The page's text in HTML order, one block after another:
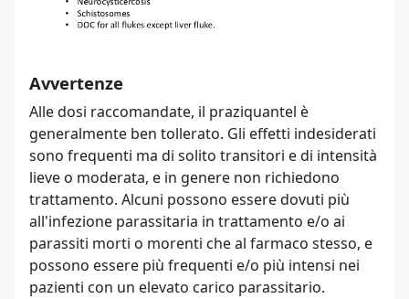
Avvertenze
Alle dosi raccomandate, il praziquantel è
generalmente ben tollerato. Gli effetti indesiderati
sono frequenti ma di solito transitori e di intensità
lieve o moderata, e in genere non richiedono
trattamento. Alcuni possono essere dovuti più
all'infezione parassitaria in trattamento e/o ai
parassiti morti o morenti che al farmaco stesso, e
possono essere più frequenti e/o più intensi nei
pazienti con un elevato carico parassitario.